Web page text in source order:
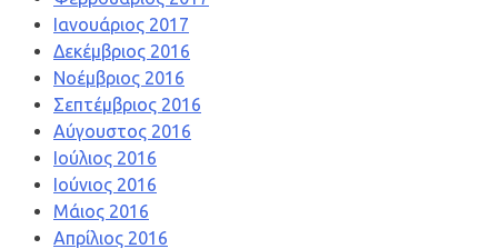
Ιανουάριος 2017
Δεκέμβριος 2016
Νοέμβριος 2016
Σεπτέμβριος 2016
Αύγουστος 2016
Ιούλιος 2016
Ιούνιος 2016
Μάιος 2016
Απρίλιος 2016